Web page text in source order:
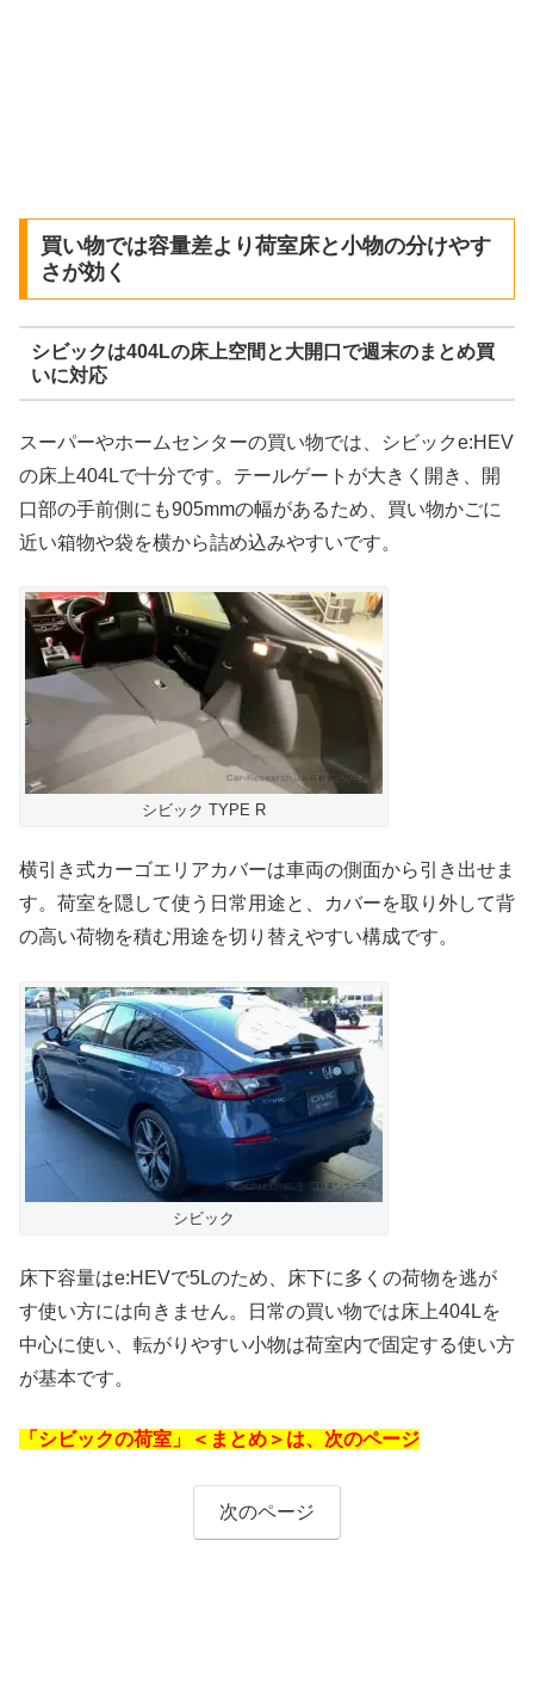
買い物では容量差より荷室床と小物の分けやす
さが効く
シビックは404Lの床上空間と大開口で週末のまとめ買
いに対応
スーパーやホームセンターの買い物では、シビックe:HEV
の床上404Lで十分です。テールゲートが大きく開き、開
口部の手前側にも905mmの幅があるため、買い物かごに
近い箱物や袋を横から詰め込みやすいです。
シビック TYPE R
横引き式カーゴエリアカバーは車両の側面から引き出せま
す。荷室を隠して使う日常用途と、カバーを取り外して背
の高い荷物を積む用途を切り替えやすい構成です。
シビック
床下容量はe:HEVで5Lのため、床下に多くの荷物を逃が
す使い方には向きません。日常の買い物では床上404Lを
中心に使い、転がりやすい小物は荷室内で固定する使い方
が基本です。
「シビックの荷室」＜まとめ＞は、次のページ
次のページ